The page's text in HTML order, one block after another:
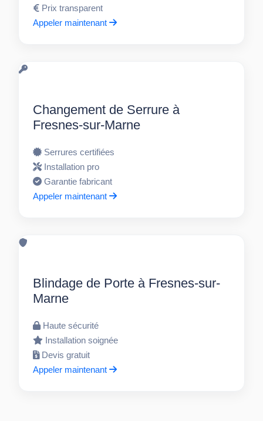
Prix transparent
Appeler maintenant
Changement de Serrure à
Fresnes-sur-Marne
Serrures certifiées
Installation pro
Garantie fabricant
Appeler maintenant
Blindage de Porte à Fresnes-sur-
Marne
Haute sécurité
Installation soignée
Devis gratuit
Appeler maintenant